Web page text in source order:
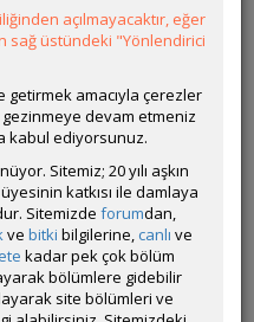
20:36
açılmayacaktır, eğer
sağ üstündeki "Yönlendirici
getirmek amacıyla çerezler
devam etmeniz
kabul ediyorsunuz.
Sitemiz; 20 yılı aşkın
katkısı ile damlaya
Sitemizde forumdan,
ve bitki bilgilerine, canlı ve
kadar pek çok bölüm
bölümlere gidebilir
site bölümleri ve